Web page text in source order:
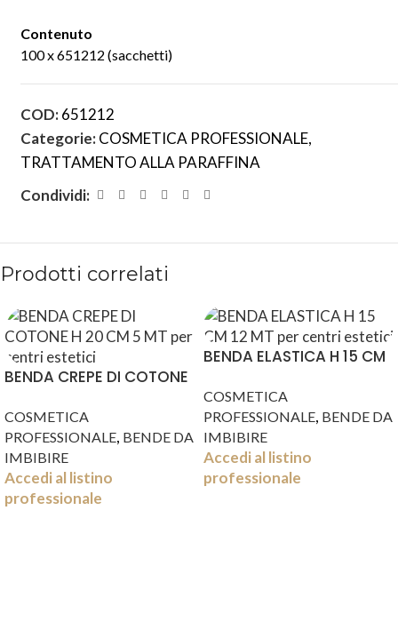
Contenuto
100 x 651212 (sacchetti)
COD:651212
Categorie:COSMETICA PROFESSIONALE,
TRATTAMENTO ALLA PARAFFINA
Condividi:
Prodotti correlati
BENDA CREPE DI COTONE
COSMETICA
PROFESSIONALE, BENDE DA
IMBIBIRE
Accedi al listino
professionale
BENDA ELASTICA H 15 CM
COSMETICA
PROFESSIONALE, BENDE DA
IMBIBIRE
Accedi al listino
professionale